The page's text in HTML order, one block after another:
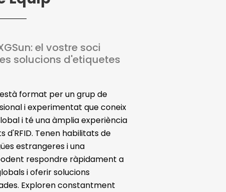
el vostre soci
solucions d'etiquetes
format per un grup de
i experimentat que coneix
i té una àmplia experiència
d'RFID. Tenen habilitats de
estrangeres i una
respondre ràpidament a
i oferir solucions
Exploren constantment